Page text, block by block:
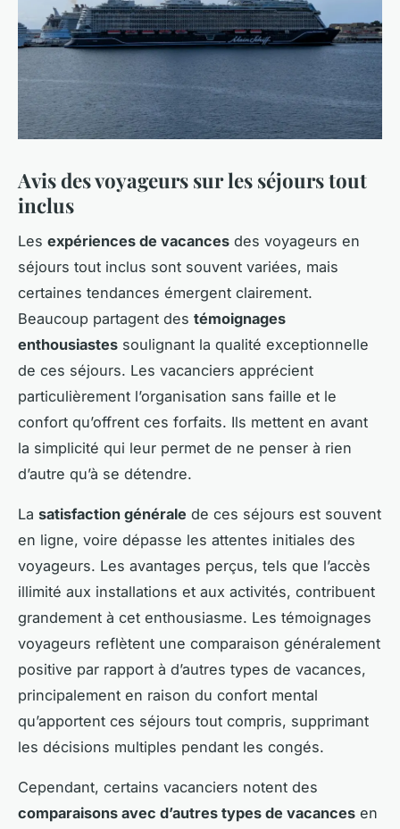
Avis des voyageurs sur les séjours tout
inclus
Les expériences de vacances des voyageurs en
séjours tout inclus sont souvent variées, mais
certaines tendances émergent clairement.
Beaucoup partagent des témoignages
enthousiastes soulignant la qualité exceptionnelle
de ces séjours. Les vacanciers apprécient
particulièrement l’organisation sans faille et le
confort qu’offrent ces forfaits. Ils mettent en avant
la simplicité qui leur permet de ne penser à rien
d’autre qu’à se détendre.
La satisfaction générale de ces séjours est souvent
en ligne, voire dépasse les attentes initiales des
voyageurs. Les avantages perçus, tels que l’accès
illimité aux installations et aux activités, contribuent
grandement à cet enthousiasme. Les témoignages
voyageurs reflètent une comparaison généralement
positive par rapport à d’autres types de vacances,
principalement en raison du confort mental
qu’apportent ces séjours tout compris, supprimant
les décisions multiples pendant les congés.
Cependant, certains vacanciers notent des
comparaisons avec d’autres types de vacances en